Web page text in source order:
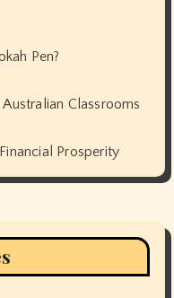
Pen?
Classrooms
Prosperity